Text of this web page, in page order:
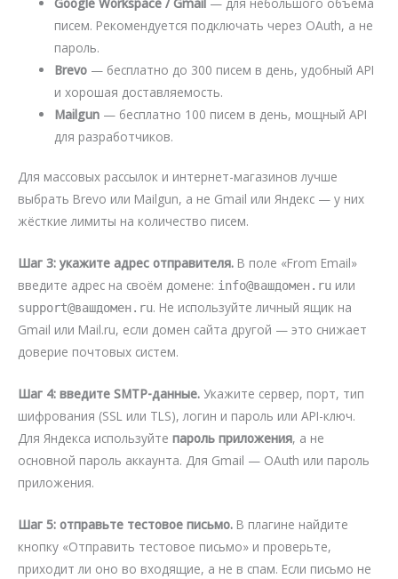
писем. Рекомендуется подключать через OAuth, а не
пароль.
Brevo — бесплатно до 300 писем в день, удобный API
и хорошая доставляемость.
Mailgun — бесплатно 100 писем в день, мощный API
для разработчиков.
Для массовых рассылок и интернет-магазинов лучше
выбрать Brevo или Mailgun, а не Gmail или Яндекс — у них
жёсткие лимиты на количество писем.
Шаг 3: укажите адрес отправителя. В поле «From Email»
введите адрес на своём домене: info@вашдомен.ru или
support@вашдомен.ru. Не используйте личный ящик на
Gmail или Mail.ru, если домен сайта другой — это снижает
доверие почтовых систем.
Шаг 4: введите SMTP-данные. Укажите сервер, порт, тип
шифрования (SSL или TLS), логин и пароль или API-ключ.
Для Яндекса используйте пароль приложения, а не
основной пароль аккаунта. Для Gmail — OAuth или пароль
приложения.
Шаг 5: отправьте тестовое письмо. В плагине найдите
кнопку «Отправить тестовое письмо» и проверьте,
приходит ли оно во входящие, а не в спам. Если письмо не